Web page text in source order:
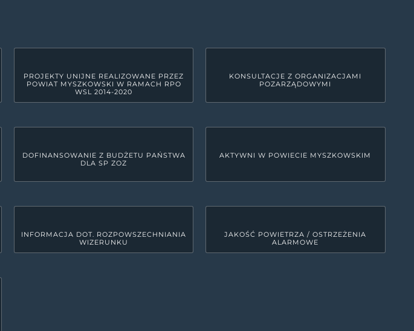
PROJEKTY UNIJNE REALIZOWANE PRZEZ
POWIAT MYSZKOWSKI W RAMACH RPO
WSL 2014-2020
KONSULTACJE Z ORGANIZACJAMI
POZARZĄDOWYMI
DOFINANSOWANIE Z BUDŻETU PAŃSTWA
DLA SP ZOZ
AKTYWNI W POWIECIE MYSZKOWSKIM
INFORMACJA DOT. ROZPOWSZECHNIANIA
WIZERUNKU
JAKOŚĆ POWIETRZA / OSTRZEŻENIA
ALARMOWE
GODZINY PRACY URZĘDU LINKI SYSTEMOWE